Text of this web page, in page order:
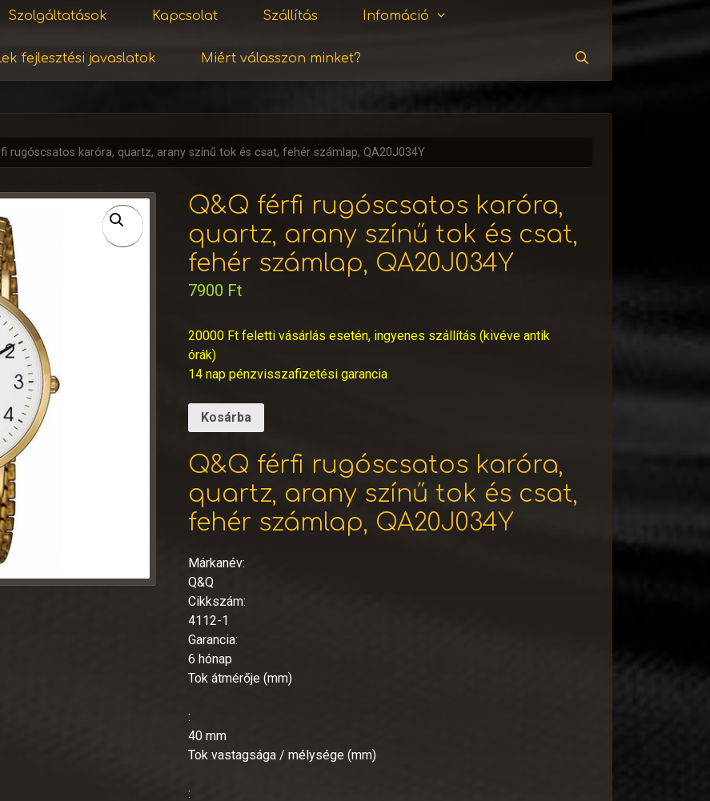
Szolgáltatások Kapcsolat Szállítás Infomáció
fejlesztési javaslatok Miért válasszon minket?
rugóscsatos karóra, quartz, arany színű tok és csat, fehér számlap, QA20J034Y
Q&Q férfi rugóscsatos karóra,
quartz, arany színű tok és csat,
fehér számlap, QA20J034Y
7900 Ft
20000 Ft feletti vásárlás esetén, ingyenes szállítás (kivéve antik
órák)
14 nap pénzvisszafizetési garancia
Kosárba
Q&Q férfi rugóscsatos karóra,
quartz, arany színű tok és csat,
fehér számlap, QA20J034Y
Márkanév:
Q&Q
Cikkszám:
4112-1
Garancia:
6 hónap
Tok átmérője (mm)
:
40 mm
Tok vastagsága / mélysége (mm)
: